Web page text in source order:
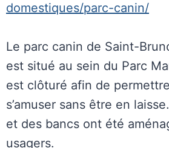
domestiques/parc-canin/
Le parc canin de Saint-
est situé au sein du Parc
est clôturé afin de
s’amuser sans être en
et des bancs ont été
usagers.